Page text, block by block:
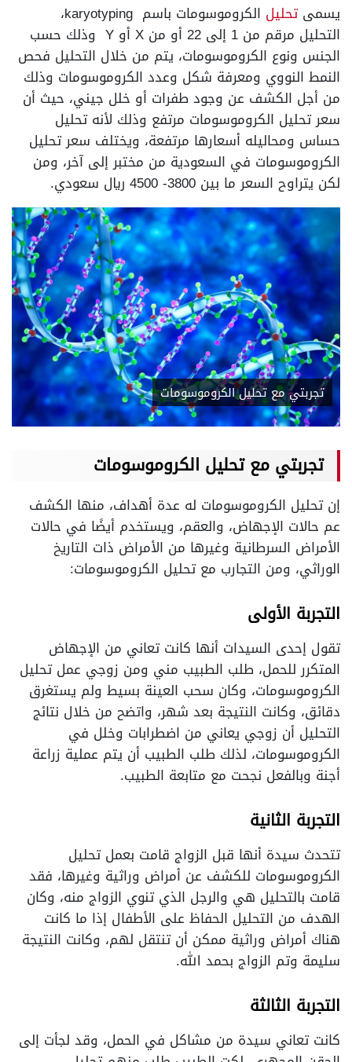
يسمىتحليل
الكروموسومات باسم karyotyping،
التحليل مرقم من 1 إلى 22 أو من X أو Y وذلك حسب
الجنس ونوع الكروموسومات، يتم من خلال التحليل فحص
النمط النووي ومعرفة شكل وعدد الكروموسومات وذلك
من أجل الكشف عن وجود طفرات أو خلل جيني، حيث أن
سعر تحليل الكروموسومات مرتفع وذلك لأنه تحليل
حساس ومحاليله أسعارها مرتفعة، ويختلف سعر تحليل
الكروموسومات في السعودية من مختبر إلى آخر، ومن
لكن يتراوح السعر ما بين 3800- 4500 ريال سعودي.
تجربتي مع تحليل الكروموسومات
تجربتي مع تحليل الكروموسومات
إن تحليل الكروموسومات له عدة أهداف، منها الكشف
عم حالات الإجهاض، والعقم، ويستخدم أيضًا في حالات
الأمراض السرطانية وغيرها من الأمراض ذات التاريخ
الوراثي، ومن التجارب مع تحليل الكروموسومات:
التجربة الأولى
تقول إحدى السيدات أنها كانت تعاني من الإجهاض
المتكرر للحمل، طلب الطبيب مني ومن زوجي عمل تحليل
الكروموسومات، وكان سحب العينة بسيط ولم يستغرق
دقائق، وكانت النتيجة بعد شهر، واتضح من خلال نتائج
التحليل أن زوجي يعاني من اضطرابات وخلل في
الكروموسومات، لذلك طلب الطبيب أن يتم عملية زراعة
أجنة وبالفعل نجحت مع متابعة الطبيب.
التجربة الثانية
تتحدث سيدة أنها قبل الزواج قامت بعمل تحليل
الكروموسومات للكشف عن أمراض وراثية وغيرها، فقد
قامت بالتحليل هي والرجل الذي تنوي الزواج منه، وكان
الهدف من التحليل الحفاظ على الأطفال إذا ما كانت
هناك أمراض وراثية ممكن أن تنتقل لهم، وكانت النتيجة
سليمة وتم الزواج بحمد الله.
التجربة الثالثة
كانت تعاني سيدة من مشاكل في الحمل، وقد لجأت إلى